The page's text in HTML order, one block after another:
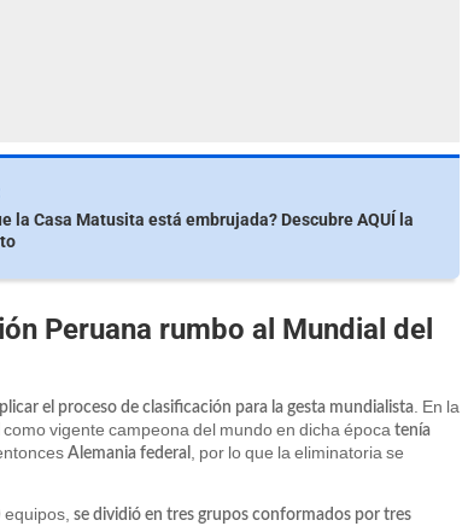
la Casa Matusita está embrujada? Descubre AQUÍ la
Peruana rumbo al Mundial del
el proceso de clasificación para la gesta mundialista. En la
como vigente campeona del mundo en dicha época tenía
Alemania federal , por lo que la eliminatoria se
equipos, se dividió en tres grupos conformados por tres